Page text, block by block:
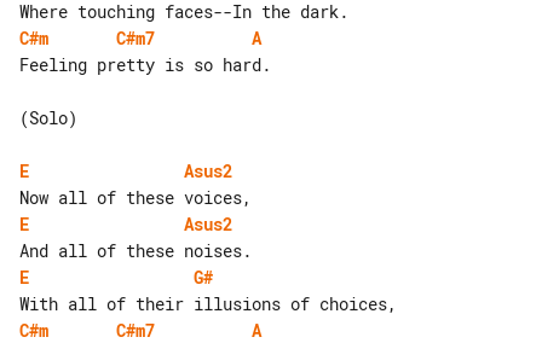
C#m
C#m7
A
Feeling pretty is so hard.
(Solo)
E
Asus2
E
Asus2
E
G#
C#m
C#m7
A